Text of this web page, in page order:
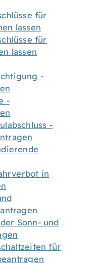
für
lassen
für
lassen
-
-
-
in
Sonn- und
für